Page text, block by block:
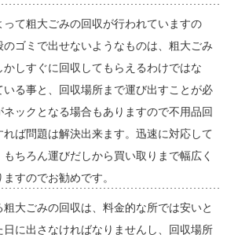
て粗大ごみの回収が行われていますの
ゴミで出せないようなものは、粗大ごみ
かしすぐに回収してもらえるわけではな
いる事と、回収場所まで運び出すことが必
ックとなる場合もありますので不用品回
ば問題は解決出来ます。迅速に対応して
ちろん運びだしから買い取りまで幅広く
すのでお勧めです。
大ごみの回収は、料金的な所では安いと
に出さなければなりませんし、回収場所